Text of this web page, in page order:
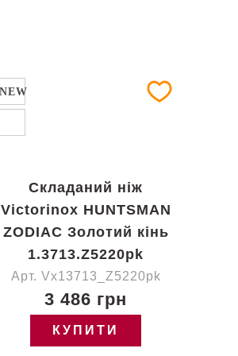
NEW
Складаний ніж
Victorinox HUNTSMAN
ZODIAC Золотий кінь
1.3713.Z5220pk
Арт. Vx13713_Z5220pk
3 486 грн
КУПИТИ